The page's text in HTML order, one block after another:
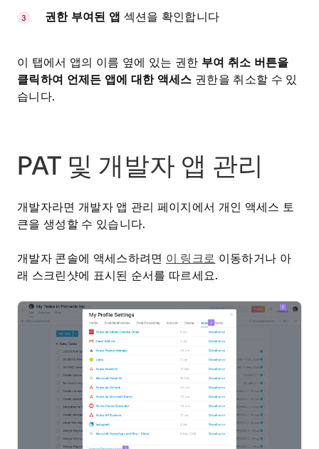
권한 부여된 앱 섹션을 확인합니다
이 탭에서 앱의 이름 옆에 있는 권한 부여 취소 버튼을
클릭하여 언제든 앱에 대한 액세스 권한을 취소할 수 있
습니다.
PAT 및 개발자 앱 관리
개발자라면 개발자 앱 관리 페이지에서 개인 액세스 토
큰을 생성할 수 있습니다.
개발자 콘솔에 액세스하려면 이 링크로 이동하거나 아
래 스크린샷에 표시된 순서를 따르세요.